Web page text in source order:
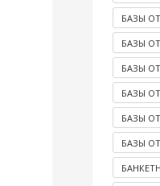
БАЗЫ
БАЗЫ
БАЗЫ
БАЗЫ
БАЗЫ
БАЗЫ